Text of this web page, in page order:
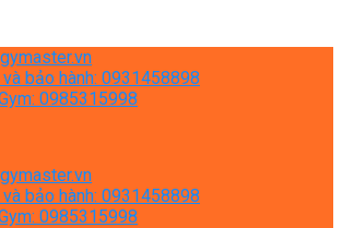
và bảo hành: 0931458898
0985315998
và bảo hành: 0931458898
0985315998